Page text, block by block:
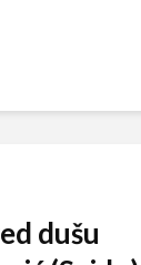
dušu